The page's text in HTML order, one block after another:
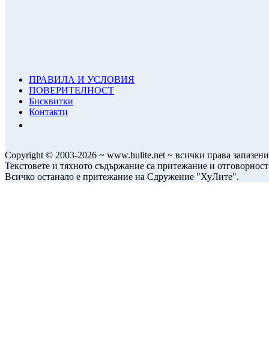
ПРАВИЛА И УСЛОВИЯ
ПОВЕРИТЕЛНОСТ
Бисквитки
Контакти
Copyright © 2003-2026 ~ www.hulite.net ~ всички права
Текстовете и тяхното съдържание са притежание и
Всичко останало е притежание на Сдружение "ХуЛите".